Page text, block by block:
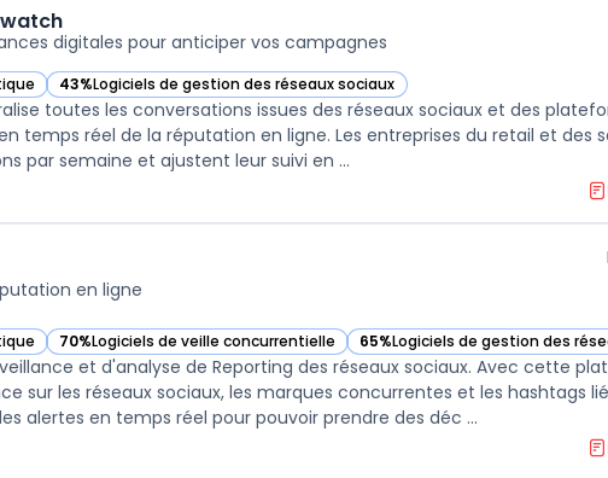
digitales pour anticiper vos campagnes
cette catégorie
43%Logiciels de gestion des réseaux sociaux
— voir Ignite by Brandwatch dans cette catégorie
toutes les conversations issues des réseaux sociaux et des
temps réel de la réputation en ligne. Les entreprises du retail et des
par semaine et ajustent leur suivi en ...
en ligne
70%Logiciels de veille concurrentielle
— voir Brand24 dans cette catégorie 65%Logiciels de gestion des
— voir Brand24 dans cette
et d'analyse de Reporting des réseaux sociaux. Avec cette
sur les réseaux sociaux, les marques concurrentes et les hashtags
alertes en temps réel pour pouvoir prendre des déc ...